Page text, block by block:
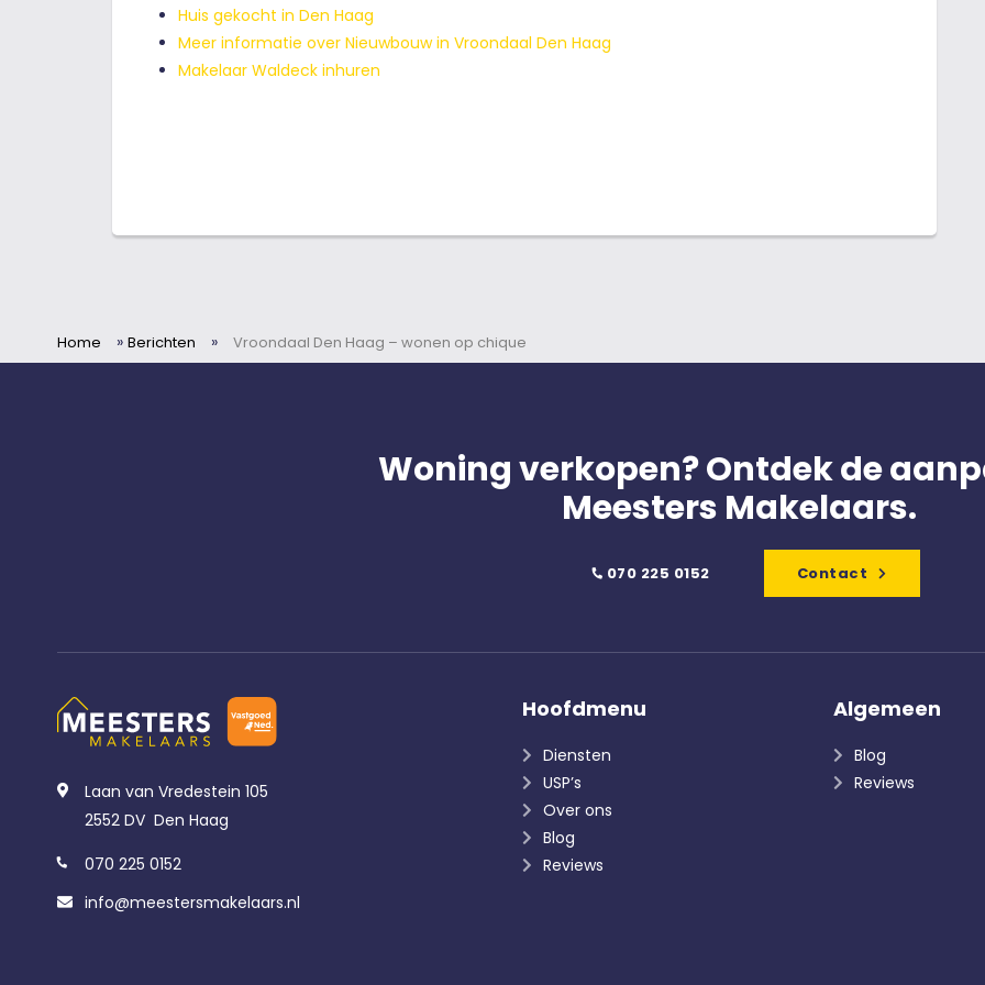
Huis gekocht in Den Haag
Meer informatie over Nieuwbouw in Vroondaal Den Haag
Makelaar Waldeck inhuren
Home » Berichten » Vroondaal Den Haag – wonen op chique
Woning verkopen? Ontdek de
Meesters Makelaars.
070 225 0152 Contact
Laan van Vredestein 105
2552 DV Den Haag
070 225 0152
info@meestersmakelaars.nl
Hoofdmenu
Diensten
USP’s
Over ons
Blog
Reviews
Algemeen
Blog
Reviews